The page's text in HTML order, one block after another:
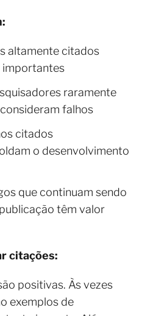
altamente citados
importantes
raramente
falhos
citados
o desenvolvimento
que continuam sendo
têm valor
citações:
positivas. Às vezes
exemplos de